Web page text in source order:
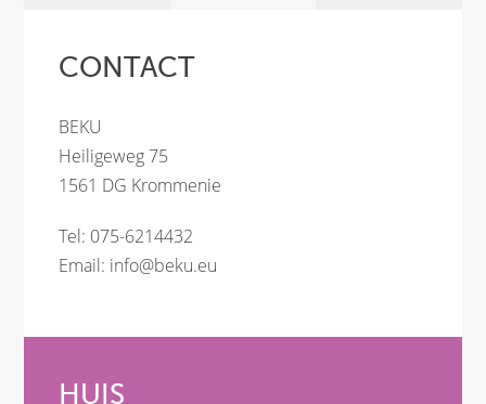
CONTACT
BEKU
Heiligeweg 75
1561 DG Krommenie
Tel: 075-6214432
Email: info@beku.eu
HUIS